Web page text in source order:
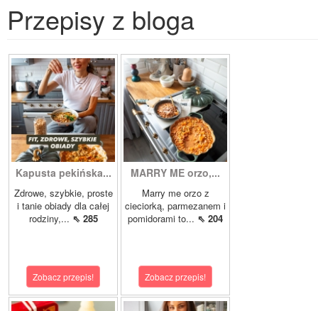
Przepisy z bloga
Kapusta pekińska...
Zdrowe, szybkie, proste
i tanie obiady dla całej
rodziny,... ⇖ 285
Zobacz przepis!
MARRY ME orzo,...
Marry me orzo z
cieciorką, parmezanem i
pomidorami to... ⇖ 204
Zobacz przepis!